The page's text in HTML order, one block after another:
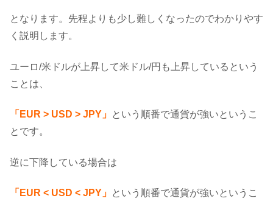
となります。先程よりも少し難しくなったのでわかりやす
く説明します。
ユーロ/米ドルが上昇して米ドル/円も上昇しているという
ことは、
「EUR > USD > JPY」
という順番で通貨が強いというこ
とです。
逆に下降している場合は
「EUR < USD < JPY」
という順番で通貨が強いというこ